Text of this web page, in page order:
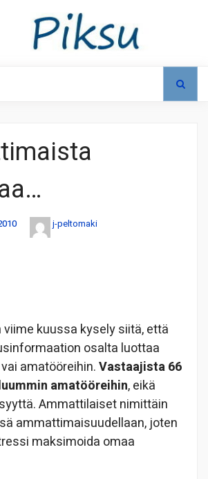
j-peltomaki
kuussa kysely siitä, että
osalta luottaa
amatööreihin.Vastaajista 66
amatööreihin, eikä
Ammattilaiset nimittäin
ammattimaisuudellaan, joten
maksimoida omaa